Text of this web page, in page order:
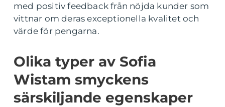
med positiv feedback från nöjda kunder som
vittnar om deras exceptionella kvalitet och
värde för pengarna.
Olika typer av Sofia
Wistam smyckens
särskiljande egenskaper